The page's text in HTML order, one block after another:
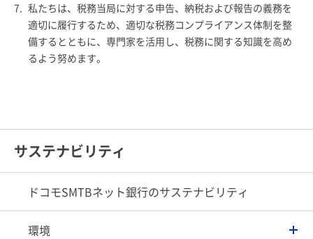
7. 私たちは、税務当局に対する申告、納税および報告の義務を
適切に履行するため、適切な税務コンプライアンス体制を整
備するとともに、専門家を活用し、税務に関する知識を高め
るよう努めます。
サステナビリティ
ドコモSMTBネット銀行のサステナビリティ
環境